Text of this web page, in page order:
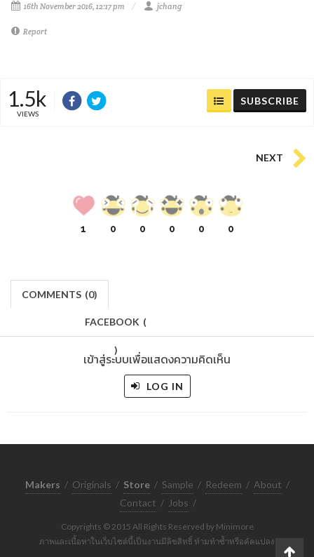
16th November 2016, 12:17 pm jchang
Report
1.5k
VIEWS
SUBSCRIBE
NEXT
1 0 0 0 0 0
COMMENTS (0)
FACEBOOK (
)
เข้าสู่ระบบเพื่อแสดงความคิดเห็น
LOG IN
Makers / Originals / Store / Sample / Redeem / About /
Contact / Jobs /
Copyrights © 2015 All Rights Reserved by Minimore
ภาพและเนื้อหาในเว็บไซต์นี้เป็นงานมีลิขสิทธิ์ ห้ามทำซ้ำหรือดัดแปลง